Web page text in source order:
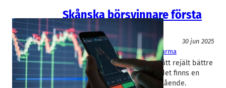
Skånska börsvinnare första
halvåret
Finans/Riskkapital
30 jun 2025
Advenica, Beammwave, Synact Pharma
De skånska börsbolagen har gått rejält bättre
än rikssnittet hittills i år. Men det finns en
förklaring som är ganska nedslående.